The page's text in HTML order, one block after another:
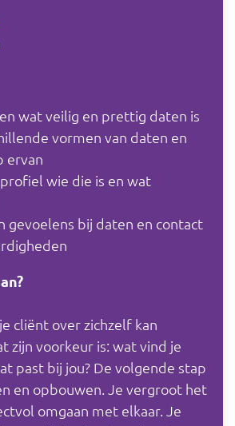
wat veilig en prettig daten is
vormen van daten en
ervan
wie die is en wat
gevoelens bij daten en contact
cliënt over zichzelf kan
zijn voorkeur is: wat vind je
past bij jou? De volgende stap
en opbouwen. Je vergroot het
omgaan met elkaar. Je